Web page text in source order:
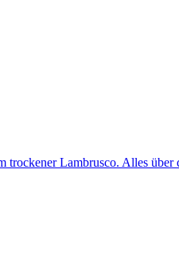
Lambrusco. Alles über